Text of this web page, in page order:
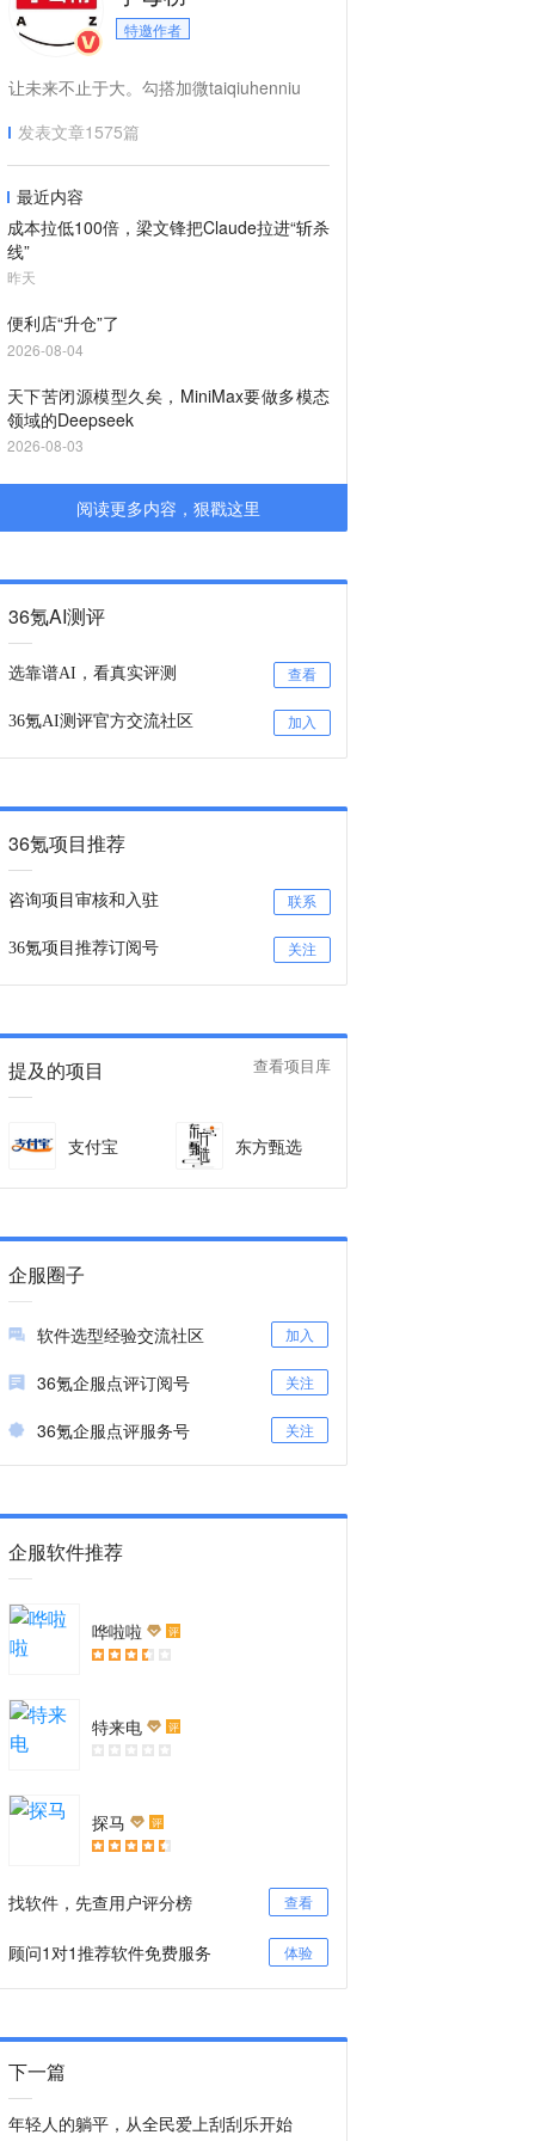
特邀作者
让未来不止于大。勾搭加微taiqiuhenniu
发表文章1575篇
最近内容
成本拉低100倍，梁文锋把Claude拉进“斩杀
线”
昨天
便利店“升仓”了
2026-08-04
天下苦闭源模型久矣，MiniMax要做多模态
领域的Deepseek
2026-08-03
阅读更多内容，狠戳这里
36氪AI测评
选靠谱AI，看真实评测 查看
36氪AI测评官方交流社区 加入
36氪项目推荐
咨询项目审核和入驻 联系
36氪项目推荐订阅号 关注
提及的项目 查看项目库
支付宝 东方甄选
企服圈子
软件选型经验交流社区 加入
36氪企服点评订阅号 关注
36氪企服点评服务号 关注
企服软件推荐
哗啦啦 评
特来电 评
探马 评
找软件，先查用户评分榜 查看
顾问1对1推荐软件免费服务 体验
下一篇
年轻人的躺平，从全民爱上刮刮乐开始